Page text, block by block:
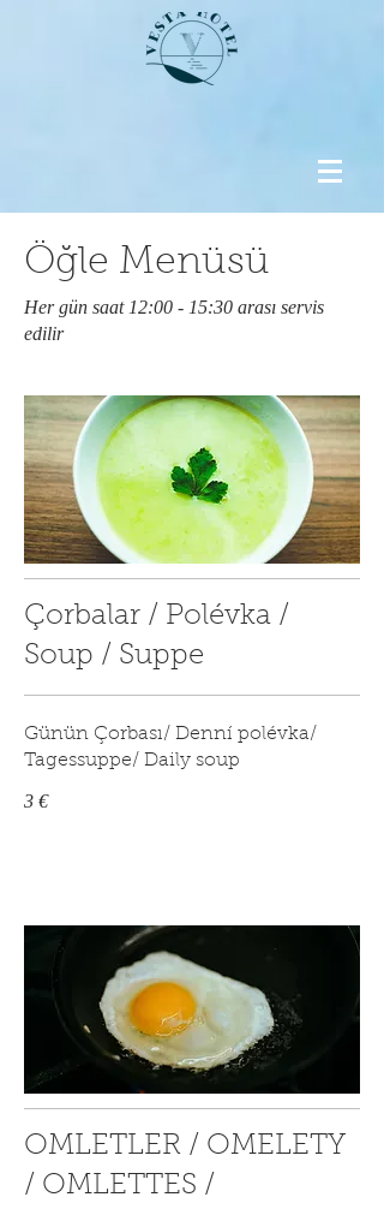
Öğle Menüsü
Her gün saat 12:00 - 15:30 arası servis
edilir
Çorbalar / Polévka /
Soup / Suppe
Günün Çorbası/ Denní polévka/
Tagessuppe/ Daily soup
3 €
OMLETLER / OMELETY
/ OMLETTES /